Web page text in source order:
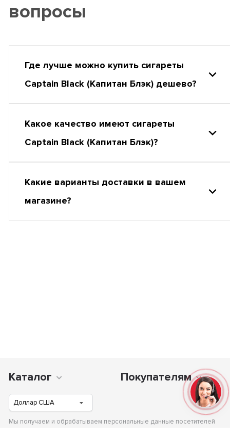
вопросы
Где лучше можно купить сигареты
Captain Black (Капитан Блэк) дешево?
Какое качество имеют сигареты
Captain Black (Капитан Блэк)?
Какие варианты доставки в вашем
магазине?
Каталог Покупателям
Мы получаем и обрабатываем персональные данные посетителей